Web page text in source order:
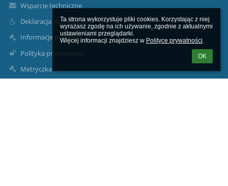
Ta strona wykorzystuje pliki cookies. Korzystając z niej
wyrażasz zgodę na ich używanie, zgodnie z aktualnymi
ustawieniami przeglądarki.
Więcej informacji znajdziesz w Polityce prywatności.
OK
Wsparcie techniczne
Deklaracja dostępności
Informacje prawne
Polityka prywatności
Metryczka